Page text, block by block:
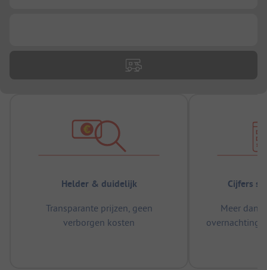
Helder & duidelijk
Transparante prijzen, geen
verborgen kosten
Cijfers
Meer dan